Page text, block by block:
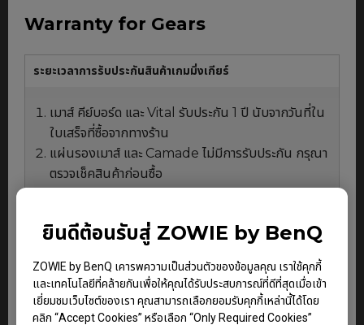
ยินดีต้อนรับสู่ ZOWIE by BenQ
ZOWIE by BenQ เคารพความเป็นส่วนตัวของข้อมูลคุณ เราใช้คุกกี้
และเทคโนโลยีที่คล้ายกันเพื่อให้คุณได้รับประสบการณ์ที่ดีที่สุดเมื่อเข้า
เยี่ยมชมเว็บไซต์ของเรา คุณสามารถเลือกยอมรับคุกกี้เหล่านี้ได้โดย
คลิก “Accept Cookies” หรือเลือก “Only Required Cookies”
Warranty for Gears
ระยะเวลาการรับประกันสินค้าเกมมิ่งเกียร์
เมาส์ คีย์บอร์ด และ Vital รับประกัน 1 ปี นับจากวันที่ใน
ใบเสร็จที่ซื้อจากทางร้าน
แผ่นรองเมาส์ และ Camade ไม่มีการรับประกัน กรุณา
ตรวจเช็คสินค้าก่อนซื้อ
เงื่อนไขการรับประกันสินค้า
รับประกันสินค้าเฉพาะกรณีที่เสียจากการใช้งานปกติเท่านั้น
(สินค้าแตกหัก ไหม้ มีของเหลวเข้าไปภายในตัวสินค้า สินค้าที่
ชำรุดเนื่องจากการใช้งานที่ไม่เหมาะสมไม่อยู่ในเงื่อนไขการ
รับประกัน)อ่านข้อมูลเพิ่มเติม